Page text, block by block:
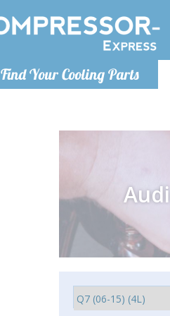
Find Your Cooling Parts
Audi